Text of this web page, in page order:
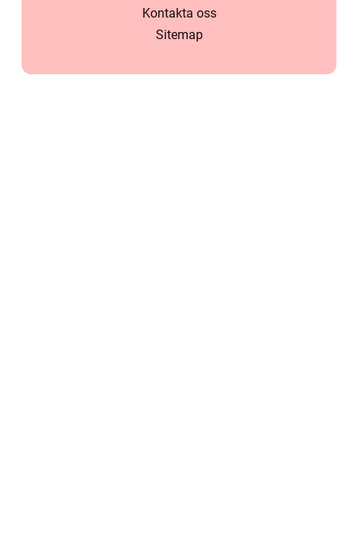
Kontakta oss
Sitemap